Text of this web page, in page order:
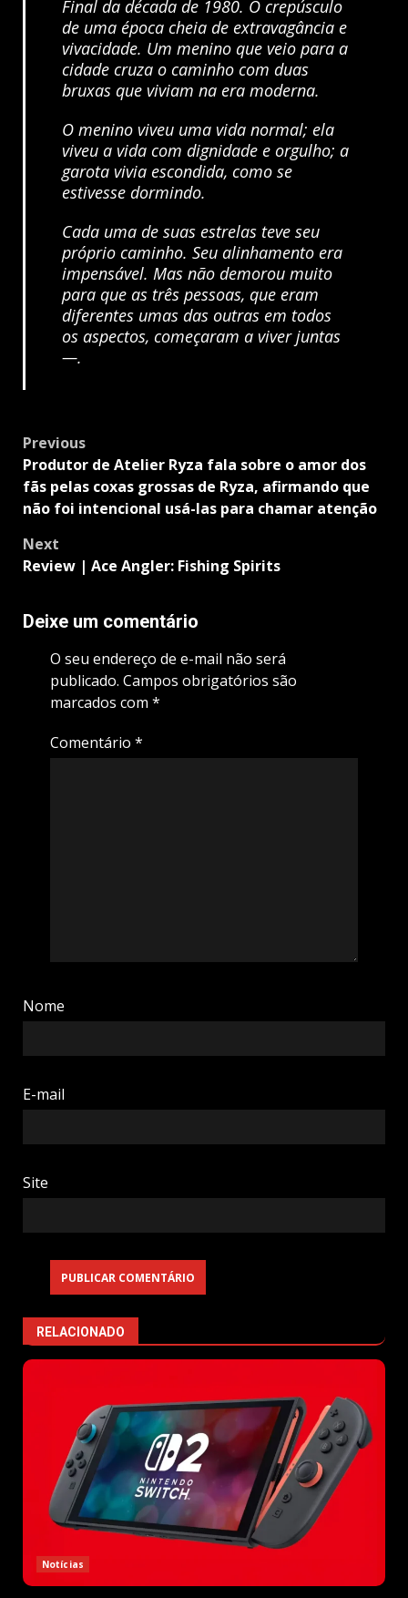
Final da década de 1980. O crepúsculo
de uma época cheia de extravagância e
vivacidade. Um menino que veio para a
cidade cruza o caminho com duas
bruxas que viviam na era moderna.
O menino viveu uma vida normal; ela
viveu a vida com dignidade e orgulho; a
garota vivia escondida, como se
estivesse dormindo.
Cada uma de suas estrelas teve seu
próprio caminho. Seu alinhamento era
impensável. Mas não demorou muito
para que as três pessoas, que eram
diferentes umas das outras em todos
os aspectos, começaram a viver juntas
—.
Post
navigation
Previous
Produtor de Atelier Ryza fala sobre o amor dos
fãs pelas coxas grossas de Ryza, afirmando que
não foi intencional usá-las para chamar atenção
Next
Review | Ace Angler: Fishing Spirits
Deixe um comentário
O seu endereço de e-mail não será
publicado. Campos obrigatórios são
marcados com *
Comentário *
Nome
E-mail
Site
RELACIONADO
Notícias